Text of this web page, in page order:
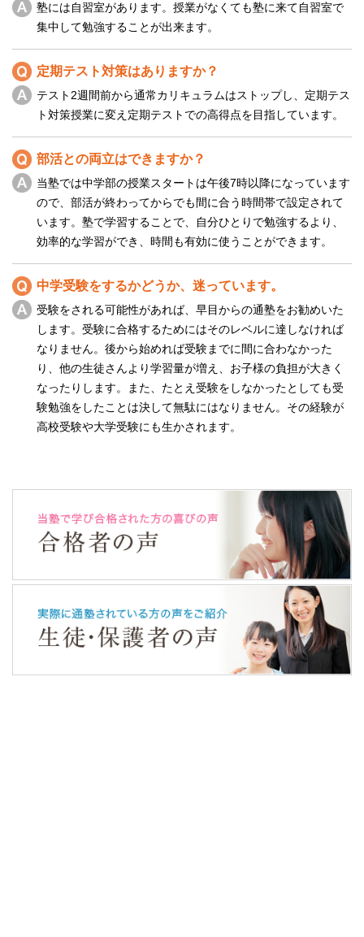
塾には自習室があります。授業がなくても塾に来て自習室で
集中して勉強することが出来ます。
定期テスト対策はありますか？
テスト2週間前から通常カリキュラムはストップし、定期テス
ト対策授業に変え定期テストでの高得点を目指しています。
部活との両立はできますか？
当塾では中学部の授業スタートは午後7時以降になっています
ので、部活が終わってからでも間に合う時間帯で設定されて
います。塾で学習することで、自分ひとりで勉強するより、
効率的な学習ができ、時間も有効に使うことができます。
中学受験をするかどうか、迷っています。
受験をされる可能性があれば、早目からの通塾をお勧めいた
します。受験に合格するためにはそのレベルに達しなければ
なりません。後から始めれば受験までに間に合わなかった
り、他の生徒さんより学習量が増え、お子様の負担が大きく
なったりします。また、たとえ受験をしなかったとしても受
験勉強をしたことは決して無駄にはなりません。その経験が
高校受験や大学受験にも生かされます。